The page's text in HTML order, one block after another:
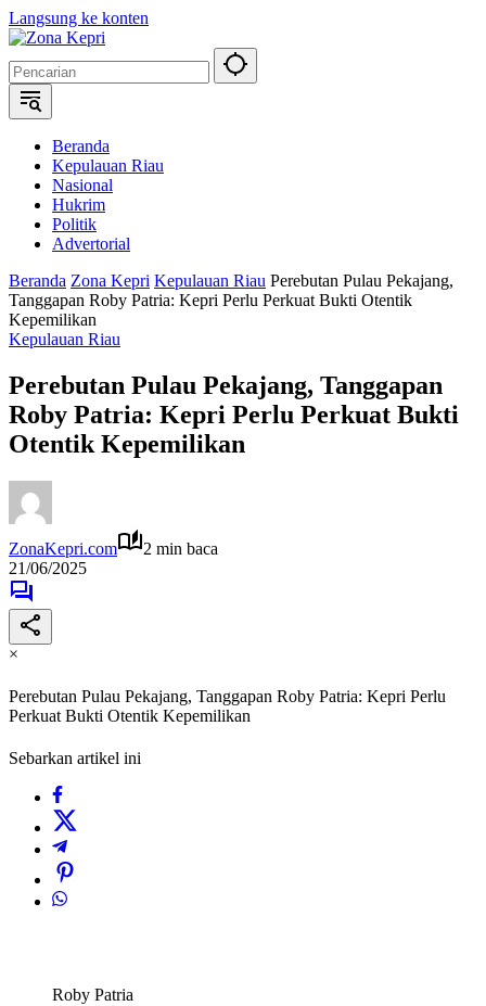
Langsung ke konten
Beranda
Kepulauan Riau
Nasional
Hukrim
Politik
Advertorial
Beranda Zona Kepri Kepulauan Riau Perebutan Pulau Pekajang,
Tanggapan Roby Patria: Kepri Perlu Perkuat Bukti Otentik
Kepemilikan
Kepulauan Riau
Perebutan Pulau Pekajang, Tanggapan
Roby Patria: Kepri Perlu Perkuat Bukti
Otentik Kepemilikan
ZonaKepri.com
2 min baca
21/06/2025
×
Perebutan Pulau Pekajang, Tanggapan Roby Patria: Kepri Perlu
Perkuat Bukti Otentik Kepemilikan
Sebarkan artikel ini
Roby Patria